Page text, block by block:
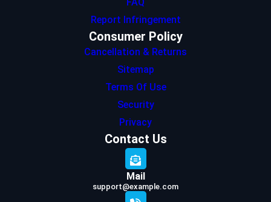
Report Infringement
Consumer Policy
Cancellation & Returns
Sitemap
Terms Of Use
Security
Privacy
Contact Us
Mail
support@example.com